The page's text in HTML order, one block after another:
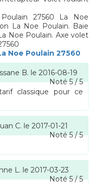
27560 La Noe
La Noe Poulain. Baie
Noe Poulain. Axe volet
Noe Poulain 27560
B. le 2016-08-19
Noté5/5
classique pour ce
C. le 2017-01-21
Noté5/5
L. le 2017-03-23
Noté5/5